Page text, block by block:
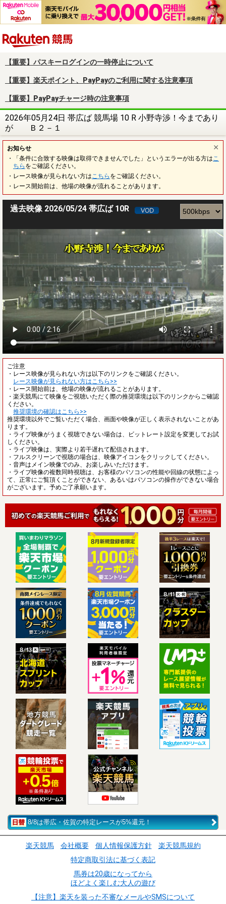
【重要】パスキーログインの一時停止について
【重要】楽天ポイント、PayPayのご利用に関する注意事項
【重要】PayPayチャージ時の注意事項
2026年05月24日 帯広ば 競馬場 10 R 小野寺渉！今まであり
が Ｂ２－１
お知らせ
・「条件に合致する映像は取得できませんでした」というエラーが出る方は こ
ちら をご確認ください。
・レース映像が見られない方は こちら をご確認ください。
・レース開始前は、他場の映像が流れることがあります。
過去映像 2026/05/24 帯広ば 10R
ご注意
・レース映像が見られない方は以下のリンクをご確認ください。
レース映像が見られない方はこちら>>
・レース開始前は、他場の映像が流れることがあります。
・楽天競馬にて映像をご視聴いただく際の推奨環境は以下のリンクからご確認
ください。
推奨環境の確認はこちら>>
推奨環境以外でご覧いただく場合、画面や映像が正しく表示されないことがあ
ります。
・ライブ映像がうまく視聴できない場合は、ビットレート設定を変更してお試
しください。
・ライブ映像は、実際より若干遅れて配信されます。
・フルスクリーンで視聴の場合は、映像アイコンをクリックしてください。
・音声はメイン映像でのみ、お楽しみいただけます。
・ライブ映像の複数同時視聴は、お客様のパソコンの性能や回線の状態によっ
て、正常にご覧頂くことができない、あるいはパソコンの操作ができない場合
がございます。予めご了承願います。
8/8は帯広・佐賀の特定レースが5%還元！
楽天競馬 会社概要 個人情報保護方針
楽天競馬規約
特定商取引法に基づく表記
馬券は20歳になってから
ほどよく楽しむ大人の遊び
【注意】楽天を装った不審なメールやSMSについて